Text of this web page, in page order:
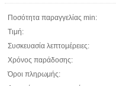
Ποσότητα παραγγελίας min:
Τιμή:
Συσκευασία λεπτομέρειες:
Χρόνος παράδοσης:
Όροι πληρωμής: